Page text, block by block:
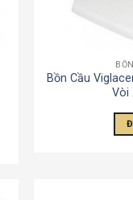
Bồn Cầu
Vòi